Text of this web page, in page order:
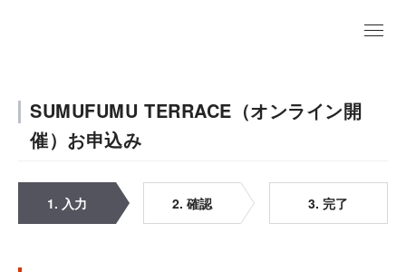
SUMUFUMU TERRACE（オンライン開
催）お申込み
1. 入力 2. 確認 3. 完了